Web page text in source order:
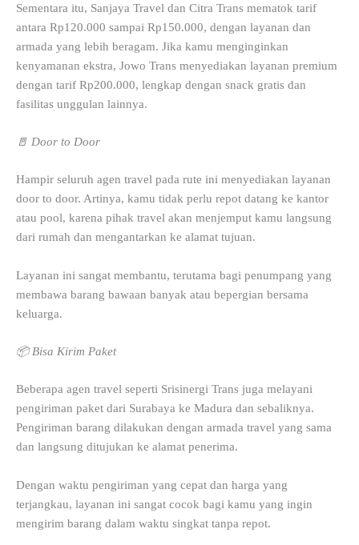
Sementara itu, Sanjaya Travel dan Citra Trans mematok tarif
antara Rp120.000 sampai Rp150.000, dengan layanan dan
armada yang lebih beragam. Jika kamu menginginkan
kenyamanan ekstra, Jowo Trans menyediakan layanan premium
dengan tarif Rp200.000, lengkap dengan snack gratis dan
fasilitas unggulan lainnya.
🚪 Door to Door
Hampir seluruh agen travel pada rute ini menyediakan layanan
door to door. Artinya, kamu tidak perlu repot datang ke kantor
atau pool, karena pihak travel akan menjemput kamu langsung
dari rumah dan mengantarkan ke alamat tujuan.
Layanan ini sangat membantu, terutama bagi penumpang yang
membawa barang bawaan banyak atau bepergian bersama
keluarga.
📦 Bisa Kirim Paket
Beberapa agen travel seperti Srisinergi Trans juga melayani
pengiriman paket dari Surabaya ke Madura dan sebaliknya.
Pengiriman barang dilakukan dengan armada travel yang sama
dan langsung ditujukan ke alamat penerima.
Dengan waktu pengiriman yang cepat dan harga yang
terjangkau, layanan ini sangat cocok bagi kamu yang ingin
mengirim barang dalam waktu singkat tanpa repot.